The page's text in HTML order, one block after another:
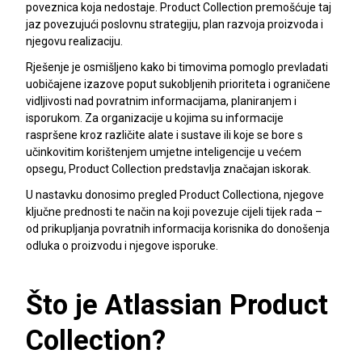
poveznica koja nedostaje. Product Collection premošćuje taj
jaz povezujući poslovnu strategiju, plan razvoja proizvoda i
njegovu realizaciju.
Rješenje je osmišljeno kako bi timovima pomoglo prevladati
uobičajene izazove poput sukobljenih prioriteta i ograničene
vidljivosti nad povratnim informacijama, planiranjem i
isporukom. Za organizacije u kojima su informacije
raspršene kroz različite alate i sustave ili koje se bore s
učinkovitim korištenjem umjetne inteligencije u većem
opsegu, Product Collection predstavlja značajan iskorak.
U nastavku donosimo pregled Product Collectiona, njegove
ključne prednosti te način na koji povezuje cijeli tijek rada –
od prikupljanja povratnih informacija korisnika do donošenja
odluka o proizvodu i njegove isporuke.
Što je Atlassian Product
Collection?